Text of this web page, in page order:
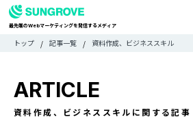
最先端のWebマーケティングを発信するメディア
ュ
ー
CATEGORY
カテゴリで探す
TAG
検
検
トップ 記事一覧 資料作成、ビジネススキル
ARTICLE
資料作成、ビジネススキルに関する記事